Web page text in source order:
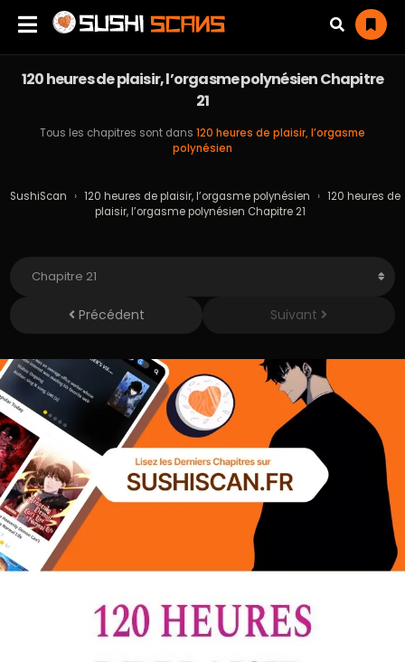
120 heures de plaisir, l’orgasme polynésien Chapitre
21
Tous les chapitres sont dans 120 heures de plaisir, l’orgasme
polynésien
SushiScan › 120 heures de plaisir, l’orgasme polynésien › 120 heures de
plaisir, l’orgasme polynésien Chapitre 21
Précédent Suivant